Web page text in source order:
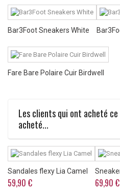
Bar3Foot Sneakers White
Fare Bare Polaire Cuir Birdwell
Les clients qui ont acheté
acheté...
Sandales flexy Lia Camel
59,90 € 69,90 €